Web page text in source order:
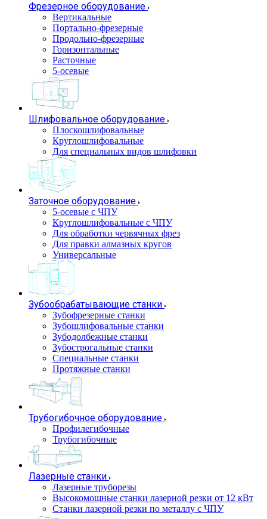
Фрезерное оборудование
Вертикальные
Портально-фрезерные
Продольно-фрезерные
Горизонтальные
Расточные
5-осевые
Шлифовальное оборудование
Плоскошлифовальные
Круглошлифовальные
Для специальных видов шлифовки
Заточное оборудование
5-осевые с ЧПУ
Круглошлифовальные с ЧПУ
Для обработки червячных фрез
Для правки алмазных кругов
Универсальные
Зубообрабатывающие станки
Зубофрезерные станки
Зубошлифовальные станки
Зубодолбежные станки
Зубострогальные станки
Специальные станки
Протяжные станки
Трубогибочное оборудование
Профилегибочные
Трубогибочные
Лазерные станки
Лазерные труборезы
Высокомощные станки лазерной резки от 12 кВт
Станки лазерной резки по металлу с ЧПУ